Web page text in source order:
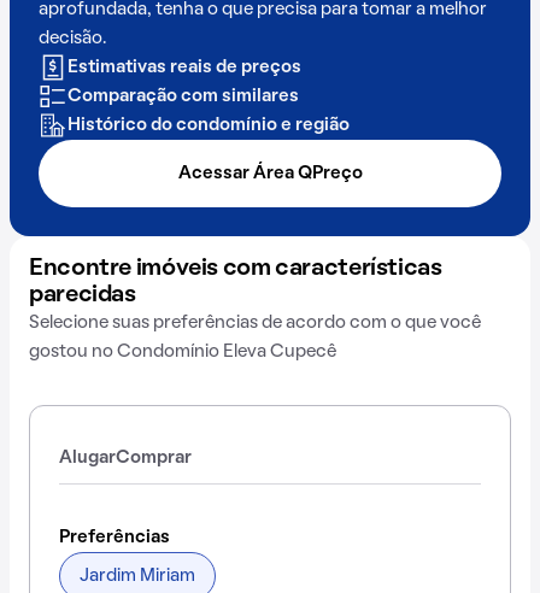
aprofundada, tenha o que precisa para tomar a melhor
decisão.
Estimativas reais de preços
Comparação com similares
Histórico do condomínio e região
Acessar Área QPreço
Encontre imóveis com características
parecidas
Selecione suas preferências de acordo com o que você
gostou no Condomínio Eleva Cupecê
AlugarComprar
Preferências
Jardim Miriam